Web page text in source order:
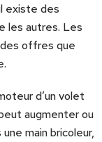
existe des
les autres. Les
offres que
d’un volet
augmenter ou
main bricoleur,